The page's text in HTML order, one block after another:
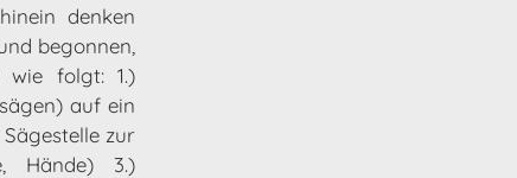
denken
begonnen,
wie folgt: 1.)
auf ein
zur
Hände) 3.)